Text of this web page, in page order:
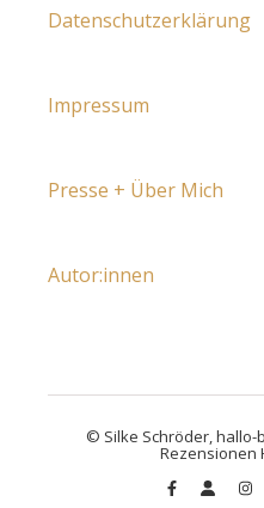
Datenschutzerklärung
Impressum
Presse + Über Mich
Autor:innen
© Silke Schröder, hallo-
Rezensionen